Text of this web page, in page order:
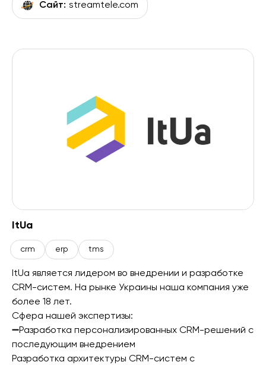
Сайт: streamtele.com
ItUa
crm erp tms
ItUa является лидером во внедрении и разработке
CRM-систем. На рынке Украины наша компания уже
более 18 лет.
Сфера нашей экспертизы:
➖Разработка персонализированных CRM-решений с
последующим внедрением
Разработка архитектуры CRM-систем с